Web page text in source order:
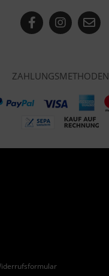
ZAHLUNGSMETHODEN